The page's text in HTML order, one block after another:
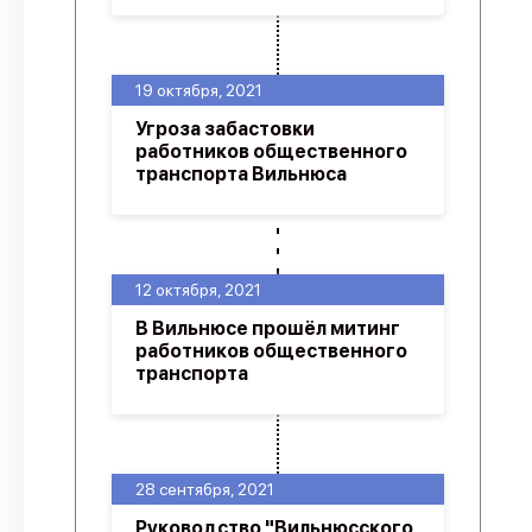
28 сентября, 2021
12 октября, 2021
В Вильнюсе прошёл митинг
работников общественного
транспорта
19 октября, 2021
Угроза забастовки
работников общественного
транспорта Вильнюса